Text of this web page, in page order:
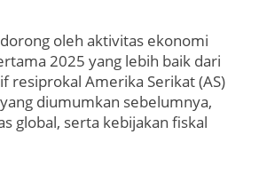
oleh aktivitas ekonomi
2025 yang lebih baik dari
resiprokal Amerika Serikat (AS)
diumumkan sebelumnya,
global, serta kebijakan fiskal